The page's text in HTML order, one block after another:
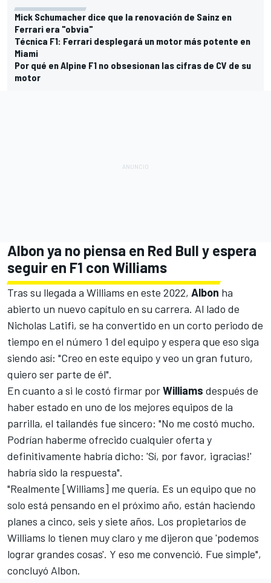
Mick Schumacher dice que la renovación de Sainz en
Ferrari era "obvia"
Técnica F1: Ferrari desplegará un motor más potente en
Miami
Por qué en Alpine F1 no obsesionan las cifras de CV de su
motor
Albon ya no piensa en Red Bull y espera
seguir en F1 con Williams
Tras su llegada a Williams en este 2022, Albon ha
abierto un nuevo capítulo en su carrera. Al lado de
Nicholas Latifi, se ha convertido en un corto periodo de
tiempo en el número 1 del equipo y espera que eso siga
siendo así: "Creo en este equipo y veo un gran futuro,
quiero ser parte de él".
En cuanto a si le costó firmar porWilliams después de
haber estado en uno de los mejores equipos de la
parrilla, el tailandés fue sincero: "No me costó mucho.
Podrían haberme ofrecido cualquier oferta y
definitivamente habría dicho: 'Sí, por favor, ¡gracias!'
habría sido la respuesta".
"Realmente [Williams] me quería. Es un equipo que no
solo está pensando en el próximo año, están haciendo
planes a cinco, seis y siete años. Los propietarios de
Williams lo tienen muy claro y me dijeron que 'podemos
lograr grandes cosas'. Y eso me convenció. Fue simple",
concluyó Albon.